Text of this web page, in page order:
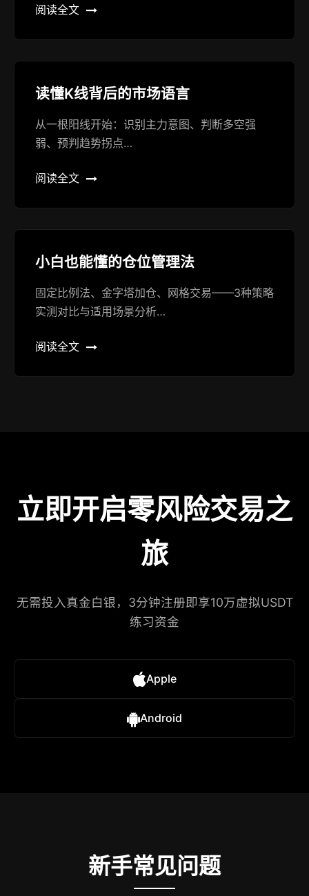
阅读全文
读懂K线背后的市场语言
从一根阳线开始：识别主力意图、判断多空强
弱、预判趋势拐点…
阅读全文
小白也能懂的仓位管理法
固定比例法、金字塔加仓、网格交易——3种策略
实测对比与适用场景分析…
阅读全文
立即开启零风险交易之
旅
无需投入真金白银，3分钟注册即享10万虚拟USDT
练习资金
Apple
Android
新手常见问题